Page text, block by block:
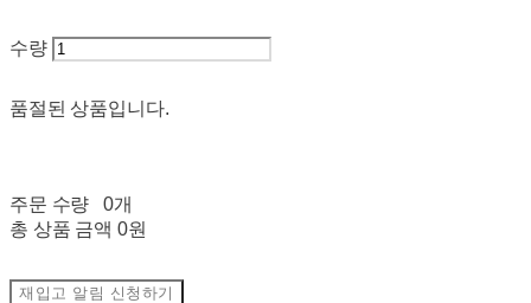
수량
품절된 상품입니다.
주문 수량
0개
총 상품 금액 0원
재입고 알림 신청하기